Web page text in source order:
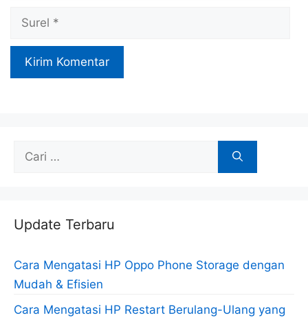
Surel
Cari
Update Terbaru
Cara Mengatasi HP Oppo Phone Storage dengan
Mudah & Efisien
Cara Mengatasi HP Restart Berulang-Ulang yang